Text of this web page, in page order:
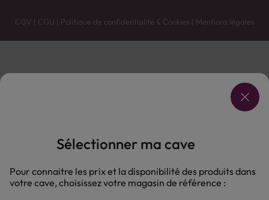
CGV | CGU | Politique de confidentialité & Cookies | Mentions légales
Vente uniquement en caves. Contactez votre caviste pour plus de renseignements.
L'ABUS D'ALCOOL EST DANGEREUX POUR LA SANTÉ, À CONSOMMER AVEC MODÉRATION.
Sélectionner ma cave
Pour connaitre les prix et la disponibilité des produits dans
votre cave, choisissez votre magasin de référence :